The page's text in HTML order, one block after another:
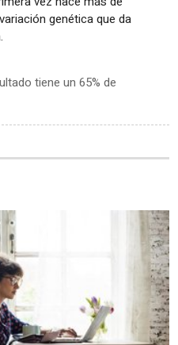
genética que da
tiene un 65% de